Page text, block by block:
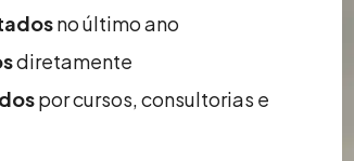
no último ano
diretamente
por cursos, consultorias e